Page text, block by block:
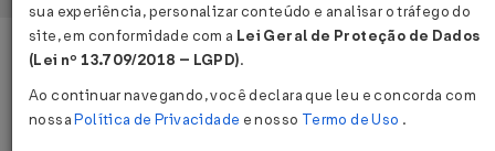
Página Inicial Legislações
Decreto Nº 1999 DE 04/09/1996
sua experiência, personalizar conteúdo e analisar o tráfego do
site, em conformidade com a Lei Geral de Proteção de Dados
(Lei nº 13.709/2018 – LGPD).
Ao continuar navegando, você declara que leu e concorda com
nossaPolítica de Privacidade e nosso Termo de Uso .